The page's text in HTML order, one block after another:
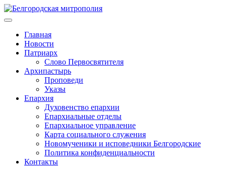
Главная
Новости
Патриарх
Слово Первосвятителя
Архипастырь
Проповеди
Указы
Епархия
Духовенство епархии
Епархиальные отделы
Епархиальное управление
Карта социального служения
Новомученики и исповедники Белгородские
Политика конфиденциальности
Контакты